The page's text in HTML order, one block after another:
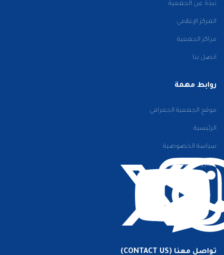
نبذة عن الجمعية
المركز الإعلامي
مراكز الجمعية
اتصل بنا
روابط مهمة
موقع الجمعية الجغرافي
الرئيسية
سياسة الخصوصية
الشروط والأحكام
تواصل معنا (CONTACT US)